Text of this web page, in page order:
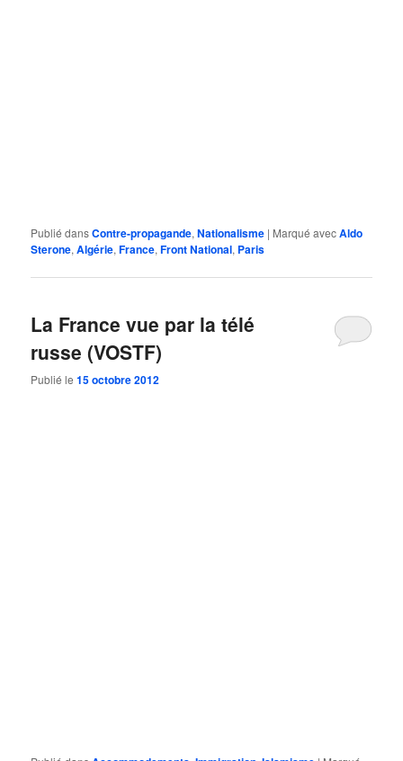
Publié dansContre-propagande,Nationalisme | Marqué avecAldo
Sterone,Algérie,France,Front National, Paris
La France vue par la télé
russe (VOSTF)
Publié le15 octobre 2012